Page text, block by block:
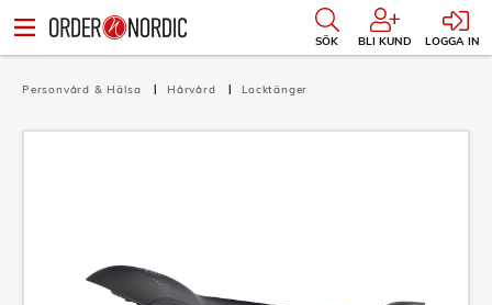
SÖK BLI KUND LOGGA IN
Personvård & Hälsa Hårvård Locktänger